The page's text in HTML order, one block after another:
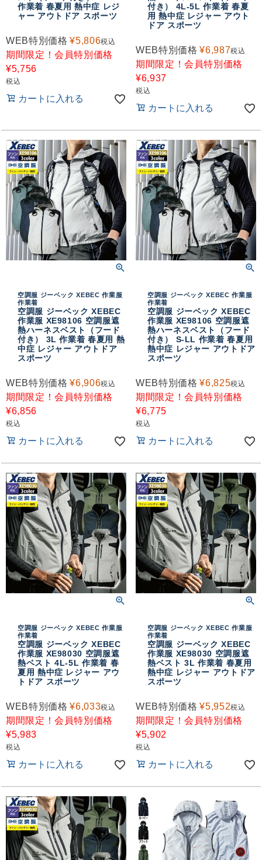
作業着 春夏用 熱中症 レジ
ャー アウトドア スポーツ
WEB特別価格 ¥5,806税込
期間限定！会員特別価格
¥5,756
税込
カートに入れる
付き） 4L-5L 作業着 春夏
用 熱中症 レジャー アウト
ドア スポーツ
WEB特別価格 ¥6,987税込
期間限定！会員特別価格
¥6,937
税込
カートに入れる
空調服 ジーベック XEBEC 作業服
作業着
空調服 ジーベック XEBEC
作業服 XE98106 空調服遮
熱ハーネスベスト（フード
付き） 3L 作業着 春夏用 熱
中症 レジャー アウトドア
スポーツ
WEB特別価格 ¥6,906税込
期間限定！会員特別価格
¥6,856
税込
カートに入れる
空調服 ジーベック XEBEC 作業服
作業着
空調服 ジーベック XEBEC
作業服 XE98106 空調服遮
熱ハーネスベスト（フード
付き） S-LL 作業着 春夏用
熱中症 レジャー アウトドア
スポーツ
WEB特別価格 ¥6,825税込
期間限定！会員特別価格
¥6,775
税込
カートに入れる
空調服 ジーベック XEBEC 作業服
作業着
空調服 ジーベック XEBEC
作業服 XE98030 空調服遮
熱ベスト 4L-5L 作業着 春
夏用 熱中症 レジャー アウ
トドア スポーツ
WEB特別価格 ¥6,033税込
期間限定！会員特別価格
¥5,983
税込
カートに入れる
空調服 ジーベック XEBEC 作業服
作業着
空調服 ジーベック XEBEC
作業服 XE98030 空調服遮
熱ベスト 3L 作業着 春夏用
熱中症 レジャー アウトドア
スポーツ
WEB特別価格 ¥5,952税込
期間限定！会員特別価格
¥5,902
税込
カートに入れる